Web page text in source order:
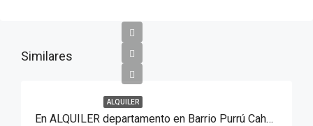
Similares
ALQUILER
En ALQUILER departamento en Barrio Purrú Cahue , entrada 4 planta baja , de la ciudad de Río Colorado